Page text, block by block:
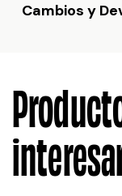
Cambios y